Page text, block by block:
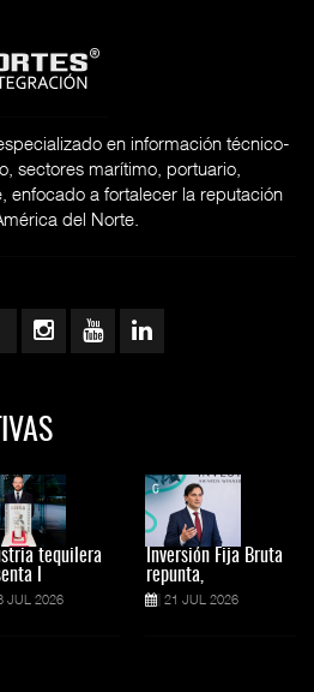
en información técnico-
sectores marítimo, portuario,
enfocado a fortalecer la reputación
del Norte.
tequilera
l
JUL 2026
Inversión Fija Bruta
repunta,
21 JUL 2026